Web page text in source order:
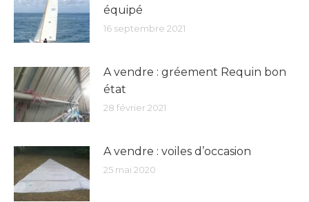
équipé
16 septembre 2021
A vendre : gréement Requin bon
état
28 février 2021
A vendre : voiles d’occasion
25 mai 2020